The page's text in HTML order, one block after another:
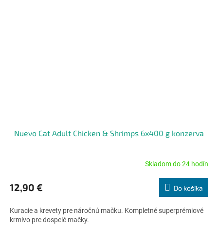
Nuevo Cat Adult Chicken & Shrimps 6x400 g konzerva
produktu
je
z
5
Skladom do 24 hodín
12,90 € Do košíka
Kuracie a krevety pre náročnú mačku. Kompletné superprémiové
krmivo pre dospelé mačky.